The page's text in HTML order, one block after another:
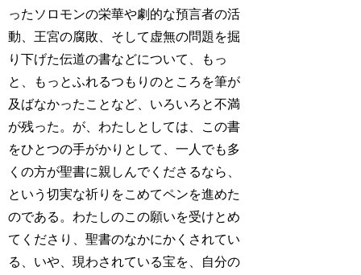
ったソロモンの栄華や劇的な預言者の活
動、王宮の腐敗、そして虚無の問題を掘
り下げた伝道の書などについて、もっ
と、もっとふれるつもりのところを筆が
及ばなかったことなど、いろいろと不満
が残った。が、わたしとしては、この書
をひとつの手がかりとして、一人でも多
くの方が聖書に親しんでくださるなら、
という切実な祈りをこめてペンを進めた
のである。わたしのこの願いを受けとめ
てくださり、聖書のなかにかくされてい
る、いや、現わされている宝を、自分の